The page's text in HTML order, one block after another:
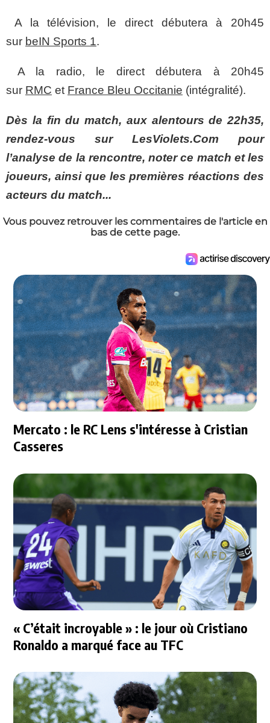
A la télévision, le direct débutera à 20h45
sur beIN Sports 1.
A la radio, le direct débutera à 20h45
sur RMC et France Bleu Occitanie (intégralité).
Dès la fin du match, aux alentours de 22h35,
rendez-vous sur LesViolets.Com pour
l’analyse de la rencontre, noter ce match et les
joueurs, ainsi que les premières réactions des
acteurs du match...
Vous pouvez retrouver les commentaires de l'article en
bas de cette page.
Mercato : le RC Lens s'intéresse à Cristian
Casseres
« C’était incroyable » : le jour où Cristiano
Ronaldo a marqué face au TFC